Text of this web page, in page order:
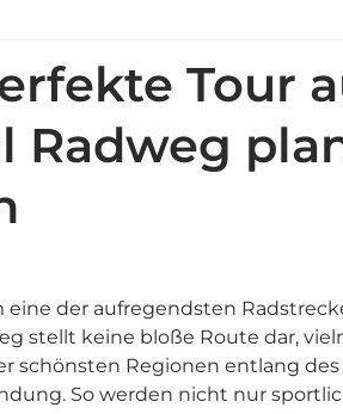
Tour
Radweg
der aufregendsten
stellt keine bloße Route dar,
schönsten Regionen entlang des
So werden nicht nur